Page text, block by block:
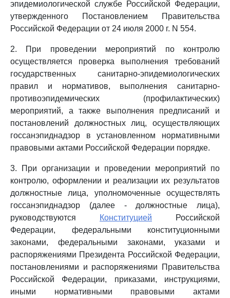
эпидемиологической службе Российской Федерации,
утвержденного Постановлением Правительства
Российской Федерации от 24 июля 2000 г. N 554.
2. При проведении мероприятий по контролю
осуществляется проверка выполнения требований
государственных санитарно-эпидемиологических
правил и нормативов, выполнения санитарно-
противоэпидемических (профилактических)
мероприятий, а также выполнения предписаний и
постановлений должностных лиц, осуществляющих
госсанэпиднадзор в установленном нормативными
правовыми актами Российской Федерации порядке.
3. При организации и проведении мероприятий по
контролю, оформлении и реализации их результатов
должностные лица, уполномоченные осуществлять
госсанэпиднадзор (далее - должностные лица),
руководствуются
Конституцией Российской
Федерации, федеральными конституционными
законами, федеральными законами, указами и
распоряжениями Президента Российской Федерации,
постановлениями и распоряжениями Правительства
Российской Федерации, приказами, инструкциями,
иными нормативными правовыми актами